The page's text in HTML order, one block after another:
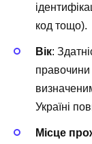
код тощо).
Вік:
правочини
Україні
Місце